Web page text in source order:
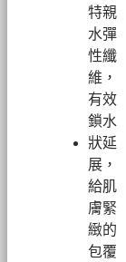
特親
水彈
性纖
維，
有效
鎖水
狀延
展，
給肌
膚緊
緻的
包覆